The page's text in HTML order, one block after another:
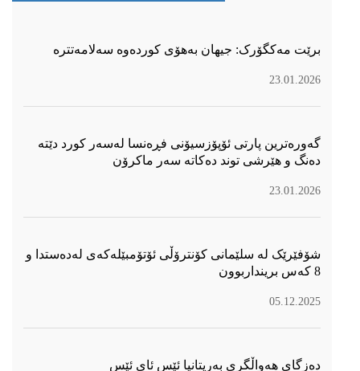
برێت مەکگۆرک: جیهان بەهۆی کوردەوە سەلامەتترە
23.01.2026
گەورەترین پارتی ئۆپۆزسیۆنی فڕەنسا لەسەر كورد دێتە
دەنگ و هێرشی توند دەكاتە سەر ماكرۆن
23.01.2026
شۆفێرێک لە سلێمانی کۆنترۆڵی ئۆتۆمبێلەکەی لەدەستدا و
8 کەس برینداربوون
05.12.2025
دەزگای هەواڵگری بەریتانیا ئێس ئای ئێس